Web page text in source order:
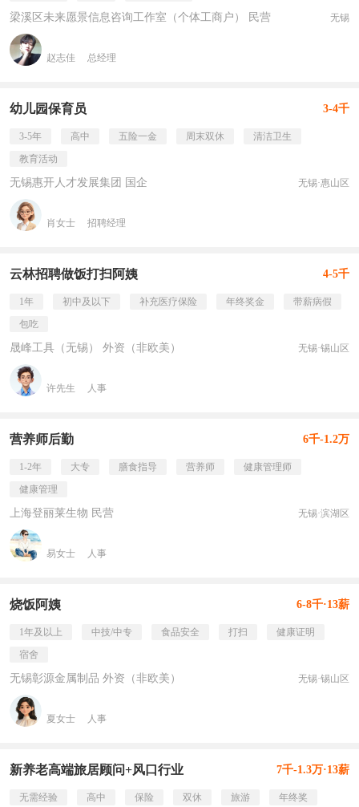
梁溪区未来愿景信息咨询工作室（个体工商户） 民营 无锡
赵志佳 总经理
幼儿园保育员 3-4千
3-5年 高中 五险一金 周末双休
清洁卫生
教育活动
无锡惠开人才发展集团 国企 无锡·惠山区
肖女士 招聘经理
云林招聘做饭打扫阿姨 4-5千
1年 初中及以下 补充医疗保险 年终奖金
带薪病假
包吃
晟峰工具（无锡） 外资（非欧美） 无锡·锡山区
许先生 人事
营养师后勤 6千-1.2万
1-2年 大专 膳食指导 营养师
健康管理师
健康管理
上海登丽莱生物 民营 无锡·滨湖区
易女士 人事
烧饭阿姨 6-8千·13薪
1年及以上 中技/中专 食品安全 打扫
健康证明
宿舍
无锡彰源金属制品 外资（非欧美） 无锡·锡山区
夏女士 人事
新养老高端旅居顾问+风口行业 7千-1.3万·13薪
无需经验 高中 保险 双休 旅游 年终奖